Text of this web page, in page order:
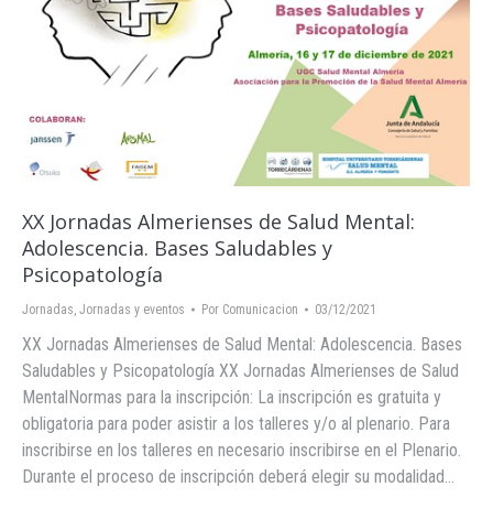
XX Jornadas Almerienses de Salud Mental:
Adolescencia. Bases Saludables y
Psicopatología
Jornadas, Jornadas y eventos Por Comunicacion 03/12/2021
XX Jornadas Almerienses de Salud Mental: Adolescencia. Bases
Saludables y Psicopatología XX Jornadas Almerienses de Salud
MentalNormas para la inscripción: La inscripción es gratuita y
obligatoria para poder asistir a los talleres y/o al plenario. Para
inscribirse en los talleres en necesario inscribirse en el Plenario.
Durante el proceso de inscripción deberá elegir su modalidad…